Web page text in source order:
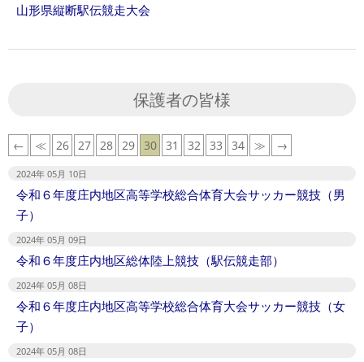
山形県縦断駅伝競走大会
保護者の皆様
← ≪ 26 27 28 29 30 31 32 33 34 ≫ →
2024年 05月 10日
令和６年度庄内地区高等学校総合体育大会サッカー競技（男
子）
2024年 05月 09日
令和６年度庄内地区総体陸上競技（駅伝競走部）
2024年 05月 08日
令和６年度庄内地区高等学校総合体育大会サッカー競技（女
子）
2024年 05月 08日